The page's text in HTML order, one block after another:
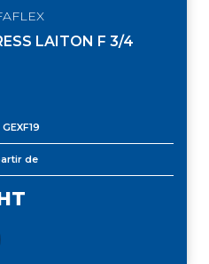
LAITON F 3/4
GEXF19
de